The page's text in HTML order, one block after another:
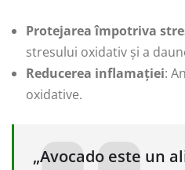
Protejarea împotriva
stresului oxidativ și a
Reducerea inflamației:
oxidative.
„Avocado este un